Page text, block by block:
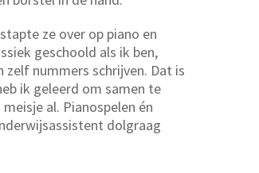
ze over op piano en
geschoold als ik ben,
zelf nummers schrijven. Dat is
ik geleerd om samen te
al. Pianospelen én
dolgraag